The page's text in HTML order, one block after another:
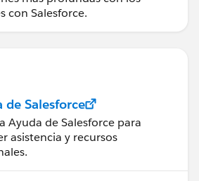
con Salesforce.
de Salesforce
Ayuda de Salesforce para
asistencia y recursos